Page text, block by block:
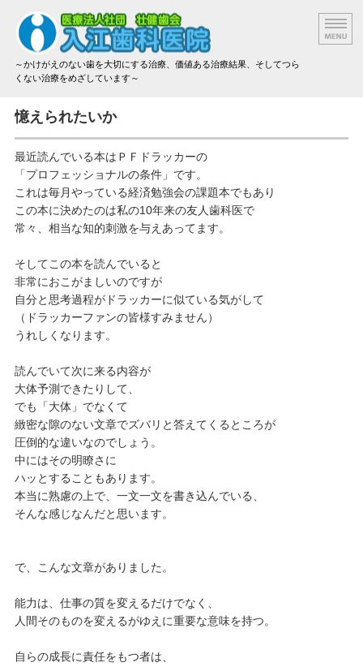
～かけがえのない歯を大切にする治療、価値ある治療結果、そしてつら
くない治療をめざしています～
院長挨拶
設備と技術
治療方法と材料
アクセス
憶えられたいか
最近読んでいる本はＰＦドラッカーの
「プロフェッショナルの条件」です。
これは毎月やっている経済勉強会の課題本でもあり
この本に決めたのは私の10年来の友人歯科医で
常々、相当な知的刺激を与えあってます。
そしてこの本を読んでいると
非常におこがましいのですが
自分と思考過程がドラッカーに似ている気がして
（ドラッカーファンの皆様すみません）
うれしくなります。
読んでいて次に来る内容が
大体予測できたりして、
でも「大体」でなくて
緻密な隙のない文章でズバリと答えてくるところが
圧倒的な違いなのでしょう。
中にはその明瞭さに
ハッとすることもあります。
本当に熟慮の上で、一文一文を書き込んでいる、
そんな感じなんだと思います。
で、こんな文章がありました。
能力は、仕事の質を変えるだけでなく、
人間そのものを変えるがゆえに重要な意味を持つ。
自らの成長に責任をもつ者は、